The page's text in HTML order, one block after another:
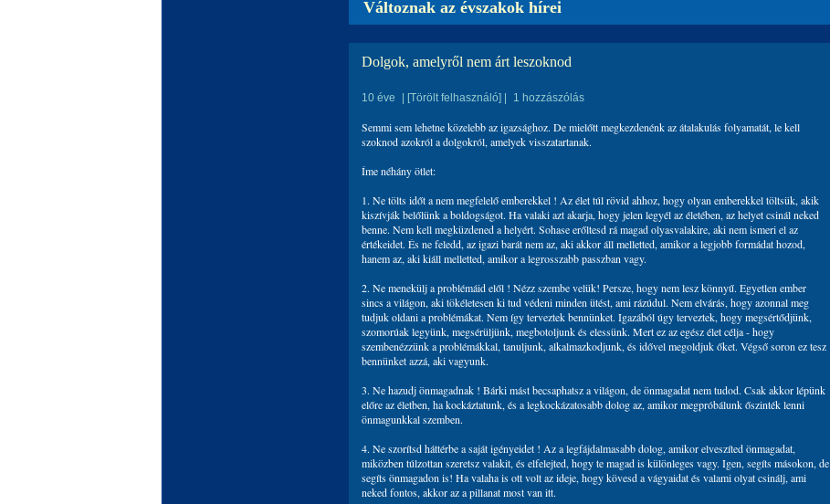
Változnak az évszakok hírei
Dolgok, amelyről nem árt leszoknod
10 éve [Törölt felhasználó] 1 hozzászólás
Semmi sem lehetne közelebb az igazsághoz. De mielőtt megkezdenénk az átalakulás folyamatát, le kell
szoknod azokról a dolgokról, amelyek visszatartanak.
Íme néhány ötlet:
1. Ne tölts időt a nem megfelelő emberekkel ! Az élet túl rövid ahhoz, hogy olyan emberekkel töltsük, akik
kiszívják belőlünk a boldogságot. Ha valaki azt akarja, hogy jelen legyél az életében, az helyet csinál neked
benne. Nem kell megküzdened a helyért. Sohase erőltesd rá magad olyasvalakire, aki nem ismeri el az
értékeidet. És ne feledd, az igazi barát nem az, aki akkor áll melletted, amikor a legjobb formádat hozod,
hanem az, aki kiáll melletted, amikor a legrosszabb passzban vagy.
2. Ne menekülj a problémáid elől ! Nézz szembe velük! Persze, hogy nem lesz könnyű. Egyetlen ember
sincs a világon, aki tökéletesen ki tud védeni minden ütést, ami rázúdul. Nem elvárás, hogy azonnal meg
tudjuk oldani a problémákat. Nem így terveztek bennünket. Igazából úgy terveztek, hogy megsértődjünk,
szomorúak legyünk, megsérüljünk, megbotoljunk és elessünk. Mert ez az egész élet célja - hogy
szembenézzünk a problémákkal, tanuljunk, alkalmazkodjunk, és idővel megoldjuk őket. Végső soron ez tesz
bennünket azzá, aki vagyunk.
3. Ne hazudj önmagadnak ! Bárki mást becsaphatsz a világon, de önmagadat nem tudod. Csak akkor lépünk
előre az életben, ha kockáztatunk, és a legkockázatosabb dolog az, amikor megpróbálunk őszinték lenni
önmagunkkal szemben.
4. Ne szorítsd háttérbe a saját igényeidet ! Az a legfájdalmasabb dolog, amikor elveszíted önmagadat,
miközben túlzottan szeretsz valakit, és elfelejted, hogy te magad is különleges vagy. Igen, segíts másokon, de
segíts önmagadon is! Ha valaha is ott volt az ideje, hogy kövesd a vágyaidat és valami olyat csinálj, ami
neked fontos, akkor az a pillanat most van itt.